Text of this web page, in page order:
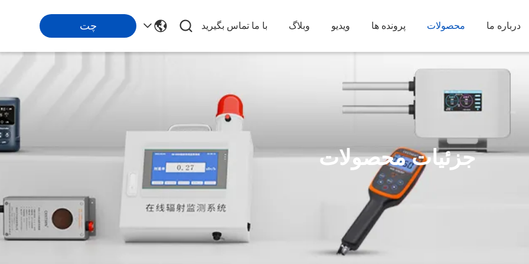
درباره ما محصولات پرونده ها ویدیو وبلاگ با ما تماس بگیرید چت
جزئیات محصولات